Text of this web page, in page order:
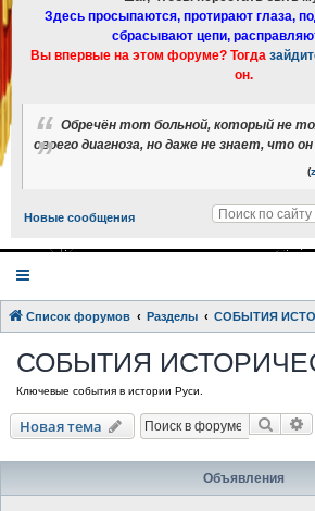
Здесь просыпаются, протирают глаза,
сбрасывают цепи,
Вы впервые на этом форуме? Тогда
он.
Обречён тот больной, который не
своего диагноза, но даже не знает, что
(
Новые сообщения
Список форумов Разделы СОБЫТИЯ
СОБЫТИЯ
Ключевые события в истории Руси.
Новая тема Поиск
Объявления